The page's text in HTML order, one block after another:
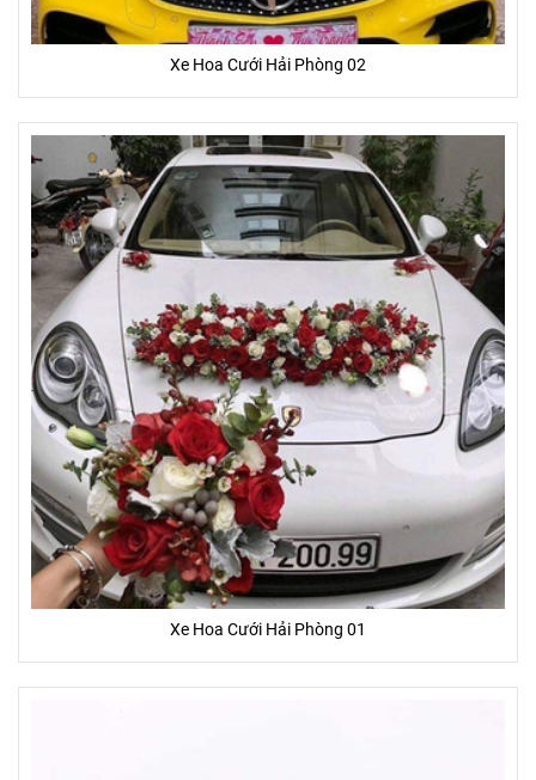
Xe Hoa Cưới Hải Phòng 02
Xe Hoa Cưới Hải Phòng 01